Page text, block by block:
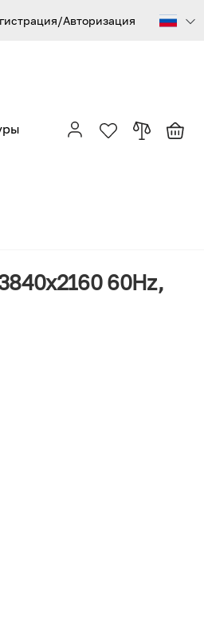
Авторизация
60Hz,